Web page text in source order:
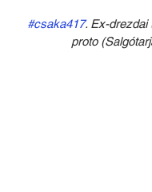
#csaka417. Ex-drezdai
proto